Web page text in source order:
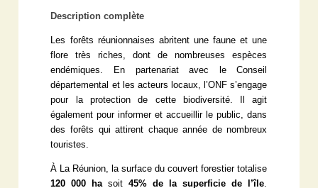
Description complète
Les forêts réunionnaises abritent une faune et une
flore très riches, dont de nombreuses espèces
endémiques. En partenariat avec le Conseil
départemental et les acteurs locaux, l’ONF s’engage
pour la protection de cette biodiversité. Il agit
également pour informer et accueillir le public, dans
des forêts qui attirent chaque année de nombreux
touristes.
À La Réunion, la surface du couvert forestier totalise
120 000 ha soit45% de la superficie de l’île